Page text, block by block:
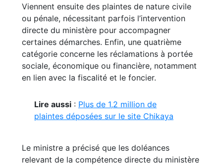
Viennent ensuite des plaintes de nature civile
ou pénale, nécessitant parfois l’intervention
directe du ministère pour accompagner
certaines démarches. Enfin, une quatrième
catégorie concerne les réclamations à portée
sociale, économique ou financière, notamment
en lien avec la fiscalité et le foncier.
Lire aussi : Plus de 1,2 million de
plaintes déposées sur le site Chikaya
Le ministre a précisé que les doléances
relevant de la compétence directe du ministère